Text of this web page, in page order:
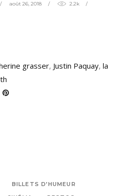
août 26, 2018 2.2k
grasser, Justin Paquay, la
BILLETS D’HUMEUR